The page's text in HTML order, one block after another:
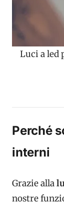
Luci a led
Perché
interni
Grazie alla
nostre